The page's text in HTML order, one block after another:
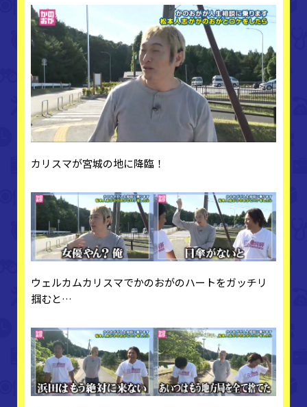
カリスマが宮城の地に降臨！
ウェルカムカリスマでかのおがのハートをガッチリ
掴むと…